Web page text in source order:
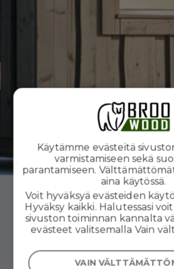
Käytämme evästeitä
varmistamiseen sekä
parantamiseen.
aina käytössä.
Voit hyväksyä evästeiden
Hyväksy kaikki. Halutessasi
sivuston toiminnan kannalta
evästeet valitsemalla Vain
VAIN